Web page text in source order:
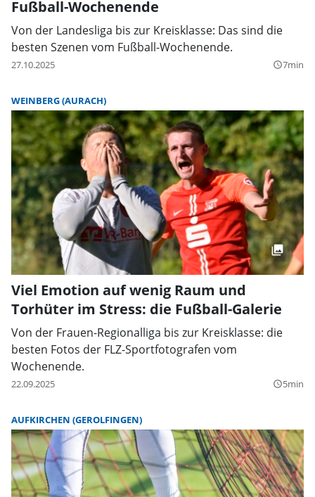
Fußball-Wochenende
Von der Landesliga bis zur Kreisklasse: Das sind die
besten Szenen vom Fußball-Wochenende.
27.10.2025 query_builder7min
WEINBERG (AURACH)
Viel Emotion auf wenig Raum und
Torhüter im Stress: die Fußball-Galerie
Von der Frauen-Regionalliga bis zur Kreisklasse: die
besten Fotos der FLZ-Sportfotografen vom
Wochenende.
22.09.2025 query_builder5min
AUFKIRCHEN (GEROLFINGEN)